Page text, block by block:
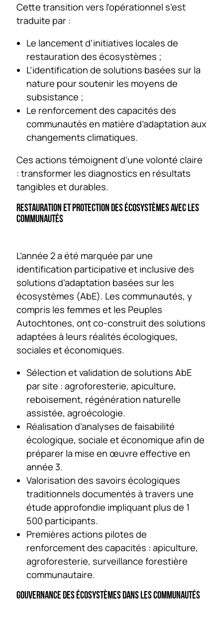
Cette transition vers l’opérationnel s’est
traduite par :
Le lancement d’initiatives locales de
restauration des écosystèmes ;
L’identification de solutions basées sur la
nature pour soutenir les moyens de
subsistance ;
Le renforcement des capacités des
communautés en matière d’adaptation aux
changements climatiques.
Ces actions témoignent d’une volonté claire
: transformer les diagnostics en résultats
tangibles et durables.
RESTAURATION ET PROTECTION DES ÉCOSYSTÈMES AVEC LES
COMMUNAUTÉS
L’année 2 a été marquée par une
identification participative et inclusive des
solutions d’adaptation basées sur les
écosystèmes (AbE). Les communautés, y
compris les femmes et les Peuples
Autochtones, ont co-construit des solutions
adaptées à leurs réalités écologiques,
sociales et économiques.
Sélection et validation de solutions AbE
par site : agroforesterie, apiculture,
reboisement, régénération naturelle
assistée, agroécologie.
Réalisation d’analyses de faisabilité
écologique, sociale et économique afin de
préparer la mise en œuvre effective en
année 3.
Valorisation des savoirs écologiques
traditionnels documentés à travers une
étude approfondie impliquant plus de 1
500 participants.
Premières actions pilotes de
renforcement des capacités : apiculture,
agroforesterie, surveillance forestière
communautaire.
GOUVERNANCE DES ÉCOSYSTÈMES DANS LES COMMUNAUTÉS